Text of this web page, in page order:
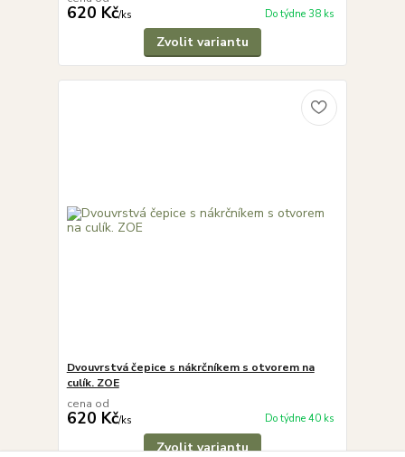
620 Kč/ks Do týdne 38 ks
Zvolit variantu
Dvouvrstvá čepice s nákrčníkem s otvorem na
culík. ZOE
cena od
620 Kč/ks Do týdne 40 ks
Zvolit variantu